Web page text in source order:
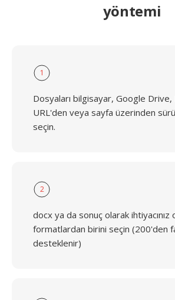
yöntemi
1
Dosyaları bilgisayar, Google
URL'den veya sayfa üzerinden
seçin.
2
docx ya da sonuç olarak ihtiyacınız
formatlardan birini seçin (200'den
desteklenir)